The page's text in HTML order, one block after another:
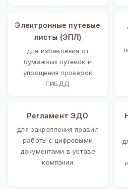
Электронные путевые
листы (ЭПЛ)
для избавления от
бумажных путевок и
упрощения проверок
ГИБДД
Регламент ЭДО
для закрепления правил
работы с цифровыми
документами в уставе
компании